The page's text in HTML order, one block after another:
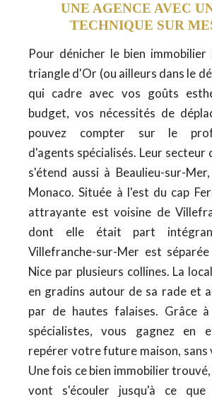
UNE AGENCE AVEC
TECHNIQUE SUR
Pour dénicher le bien
triangle d'Or (ou ailleurs dans le
qui cadre avec vos goûts
budget, vos nécessités de
pouvez compter sur le
d'agents spécialisés. Leur secteur
s'étend aussi à Beaulieu-sur-
Monaco. Située à l'est du cap
attrayante est voisine de
dont elle était part
Villefranche-sur-Mer est
Nice par plusieurs collines. La
en gradins autour de sa rade et
par de hautes falaises. Grâce
spécialistes, vous gagnez en
repérer votre future maison, sans
Une fois ce bien immobilier
vont s'écouler jusqu'à ce que